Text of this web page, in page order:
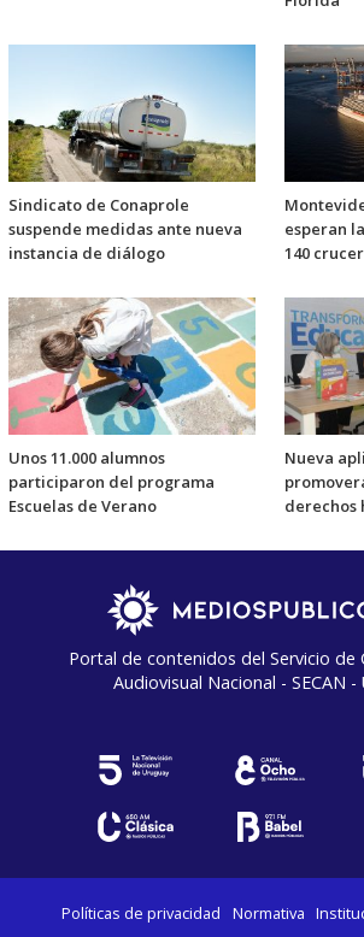
Sindicato de Conaprole
suspende medidas ante nueva
instancia de diálogo
esperan
140
Unos 11.000 alumnos
participaron del programa
Escuelas de Verano
Nueva
derechos
Portal de contenidos del Servicio de
Audiovisual Nacional - SECAN -
Políticas de privacidad Normativa